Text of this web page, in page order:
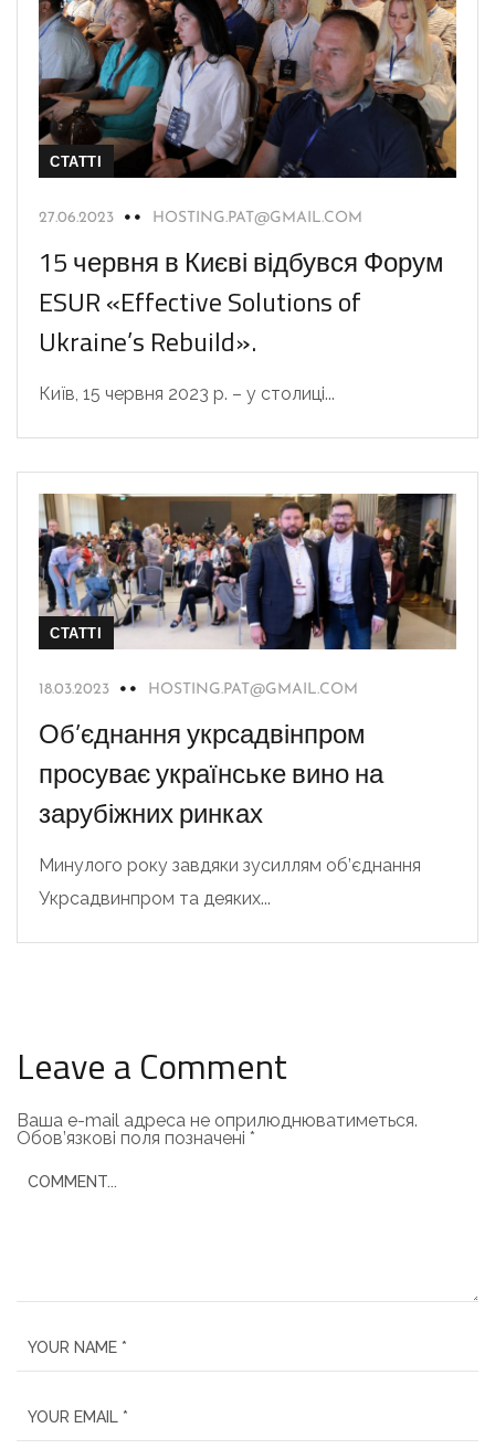
СТАТТІ
27.06.2023 HOSTING.PAT@GMAIL.COM
15 червня в Києві відбувся Форум
ESUR «Effective Solutions of
Ukraine’s Rebuild».
Київ, 15 червня 2023 р. – у столиці...
СТАТТІ
18.03.2023 HOSTING.PAT@GMAIL.COM
Об’єднання укрсадвінпром
просуває українське вино на
зарубіжних ринках
Минулого року завдяки зусиллям об’єднання
Укрсадвинпром та деяких...
Leave a Comment
Ваша e-mail адреса не оприлюднюватиметься.
Обов’язкові поля позначені *